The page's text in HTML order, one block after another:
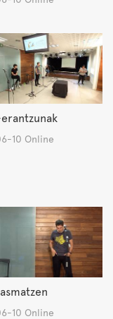
10 Online
10 Online